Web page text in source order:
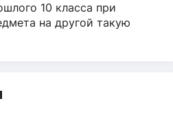
10 класса при
на другой такую